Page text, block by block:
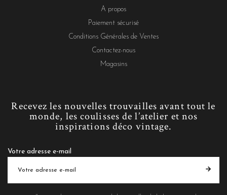
A propos
Paiement sécurisé
Conditions Générales de Ventes
Contactez-nous
Magasins
Recevez les nouvelles trouvailles avant tout le
monde, les coulisses de l’atelier et nos
inspirations déco vintage.
Votre adresse e-mail